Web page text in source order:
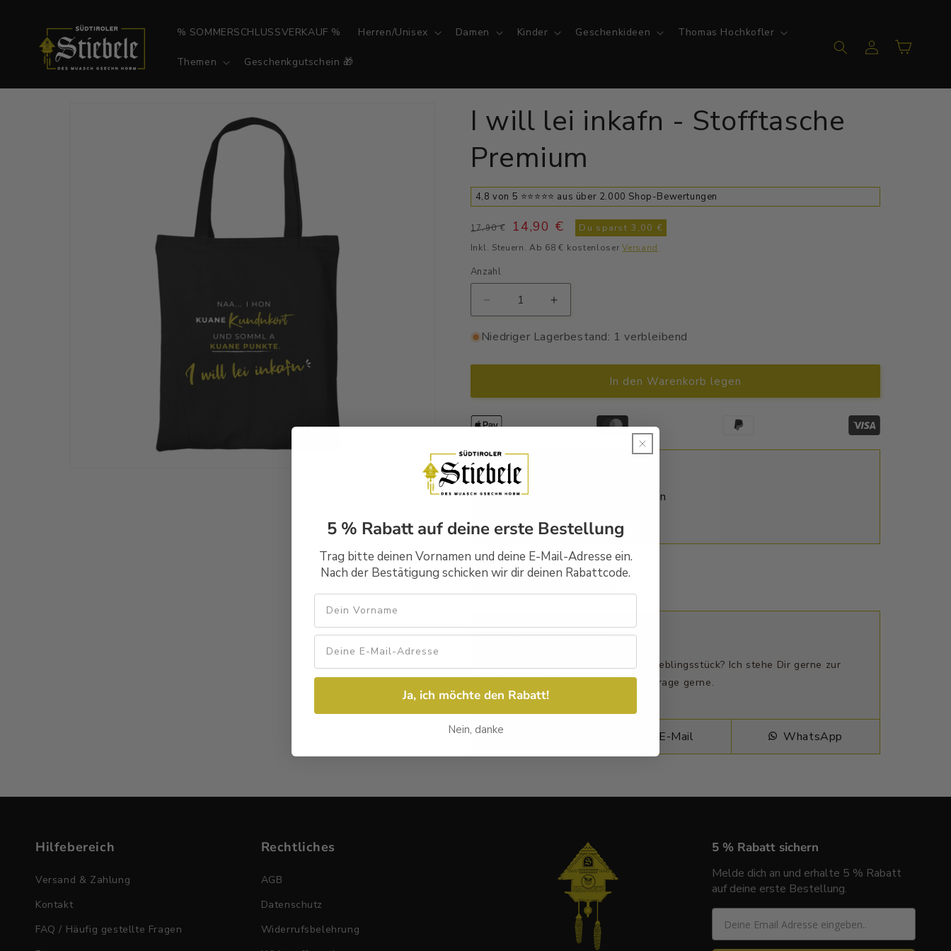
Inhalt
% SOMMERSCHLUSSVERKAUF % Herren/Unisex Damen Kinder Geschenkideen Thomas Hochkofler
Themen Geschenkgutschein 🎁
EinloggenWarenkorb
I will lei inkafn - Stofftasche
Premium
4,8 von 5 ⭐⭐⭐⭐⭐ aus über 2.000 Shop-Bewertungen
Normaler
Preis
17,90 €
Verkaufspreis
14,90 € Du sparst 3,00 €
Inkl. Steuern. Ab 68 € kostenloserVersand
Anzahl
Verringere
die
Menge
I
lei
-
Premium
Erhöhe
die
Menge
I
lei
-
Niedriger Lagerbestand: 1 verbleibend
In den Warenkorb legen
Handbedruckt in Südtirol
Versandfertig in 1-2 Werktagen
30 Tage Rückgaberecht
Beschreibung GPSR
Julian ist für dich da!
Habst Du Fragen zu deinem neuen Lieblingsstück? Ich stehe Dir gerne zur
Verfügung und beantworten Deine Frage gerne.
E-Mail WhatsApp
Hilfebereich
Versand & Zahlung
Kontakt
FAQ / Häufig gestellte Fragen
Rechtliches
AGB
Datenschutz
Widerrufsbelehrung
5 % Rabatt sichern
Melde dich an und erhalte 5 % Rabatt
auf deine erste Bestellung.
Email
5 % Rabatt auf deine erste Bestellung
Trag bitte deinen Vornamen und deine E-Mail-Adresse ein.
Nach der Bestätigung schicken wir dir deinen Rabattcode.
Vorname
Ja, ich möchte den Rabatt!
Nein, danke